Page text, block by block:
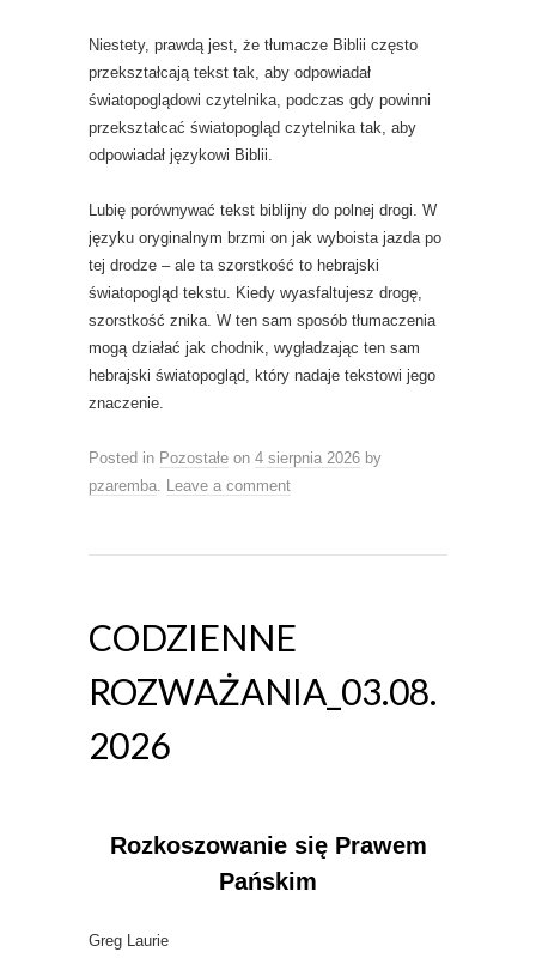
Niestety, prawdą jest, że tłumacze Biblii często
przekształcają tekst tak, aby odpowiadał
światopoglądowi czytelnika, podczas gdy powinni
przekształcać światopogląd czytelnika tak, aby
odpowiadał językowi Biblii.
Lubię porównywać tekst biblijny do polnej drogi. W
języku oryginalnym brzmi on jak wyboista jazda po
tej drodze – ale ta szorstkość to hebrajski
światopogląd tekstu. Kiedy wyasfaltujesz drogę,
szorstkość znika. W ten sam sposób tłumaczenia
mogą działać jak chodnik, wygładzając ten sam
hebrajski światopogląd, który nadaje tekstowi jego
znaczenie.
Posted in Pozostałe on 4 sierpnia 2026 by
pzaremba. Leave a comment
CODZIENNE
ROZWAŻANIA_03.08.
2026
Rozkoszowanie się Prawem
Pańskim
Greg Laurie